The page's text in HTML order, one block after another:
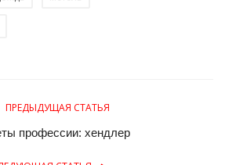
ПРЕДЫДУЩАЯ СТАТЬЯ
профессии: хендлер